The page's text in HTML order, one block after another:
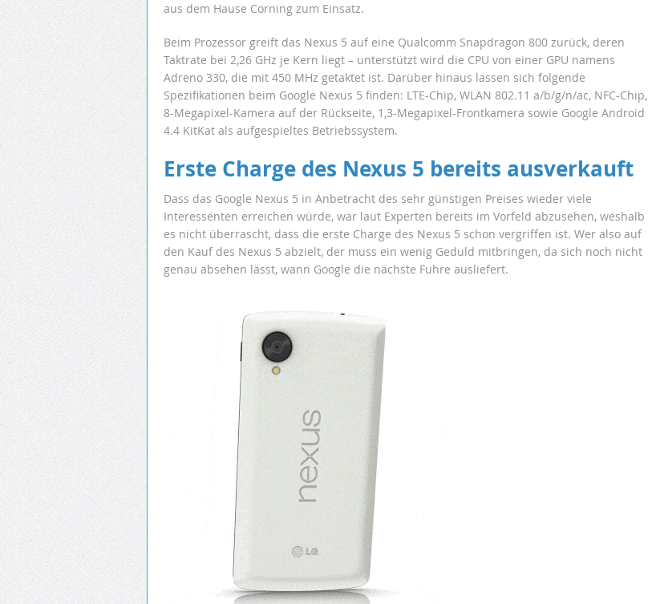
aus dem Hause Corning zum Einsatz.
Beim Prozessor greift das Nexus 5 auf eine Qualcomm Snapdragon 800 zurück, deren
Taktrate bei 2,26 GHz je Kern liegt – unterstützt wird die CPU von einer GPU namens
Adreno 330, die mit 450 MHz getaktet ist. Darüber hinaus lassen sich folgende
Spezifikationen beim Google Nexus 5 finden: LTE-Chip, WLAN 802.11 a/b/g/n/ac, NFC-Chip,
8-Megapixel-Kamera auf der Rückseite, 1,3-Megapixel-Frontkamera sowie Google Android
4.4 KitKat als aufgespieltes Betriebssystem.
Erste Charge des Nexus 5 bereits ausverkauft
Dass das Google Nexus 5 in Anbetracht des sehr günstigen Preises wieder viele
Interessenten erreichen würde, war laut Experten bereits im Vorfeld abzusehen, weshalb
es nicht überrascht, dass die erste Charge des Nexus 5 schon vergriffen ist. Wer also auf
den Kauf des Nexus 5 abzielt, der muss ein wenig Geduld mitbringen, da sich noch nicht
genau absehen lässt, wann Google die nächste Fuhre ausliefert.